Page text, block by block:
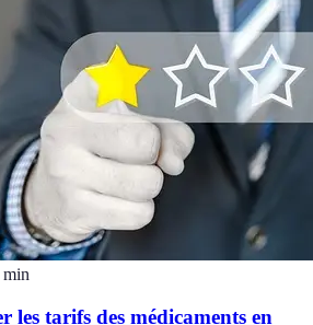
min
les tarifs des médicaments en